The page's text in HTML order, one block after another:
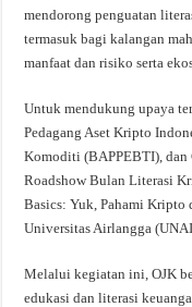
mendorong penguatan
termasuk bagi kalangan
manfaat dan risiko serta
Untuk mendukung upaya
Pedagang Aset Kripto
Komoditi (BAPPEBTI), dan
Roadshow Bulan Literasi
Basics: Yuk, Pahami
Universitas Airlangga
Melalui kegiatan ini, OJK
edukasi dan literasi